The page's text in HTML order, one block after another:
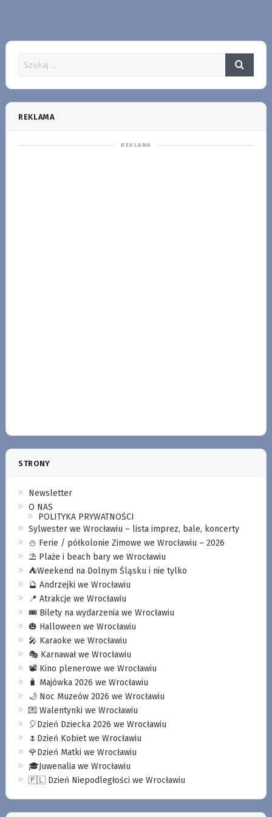
REKLAMA
STRONY
Newsletter
O NAS
POLITYKA PRYWATNOŚCI
Sylwester we Wrocławiu – lista imprez, bale, koncerty
⛄️ Ferie / półkolonie Zimowe we Wrocławiu – 2026
⛱️ Plaże i beach bary we Wrocławiu
⛺️Weekend na Dolnym Śląsku i nie tylko
🔮 Andrzejki we Wrocławiu
📍 Atrakcje we Wrocławiu
🎟️ Bilety na wydarzenia we Wrocławiu
🎃 Halloween we Wrocławiu
🎤 Karaoke we Wrocławiu
🎭 Karnawał we Wrocławiu
📽️ Kino plenerowe we Wrocławiu
🧳 Majówka 2026 we Wrocławiu
🌙 Noc Muzeów 2026 we Wrocławiu
💌 Walentynki we Wrocławiu
🎈Dzień Dziecka 2026 we Wrocławiu
🌷Dzień Kobiet we Wrocławiu
🌹Dzień Matki we Wrocławiu
🎓Juwenalia we Wrocławiu
🇵🇱 Dzień Niepodległości we Wrocławiu